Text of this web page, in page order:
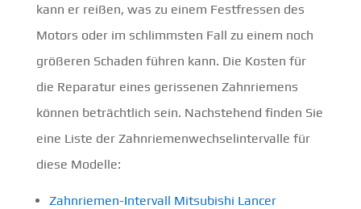
kann er reißen, was zu einem Festfressen des
Motors oder im schlimmsten Fall zu einem noch
größeren Schaden führen kann. Die Kosten für
die Reparatur eines gerissenen Zahnriemens
können beträchtlich sein. Nachstehend finden Sie
eine Liste der Zahnriemenwechselintervalle für
diese Modelle:
Zahnriemen-Intervall Mitsubishi Lancer